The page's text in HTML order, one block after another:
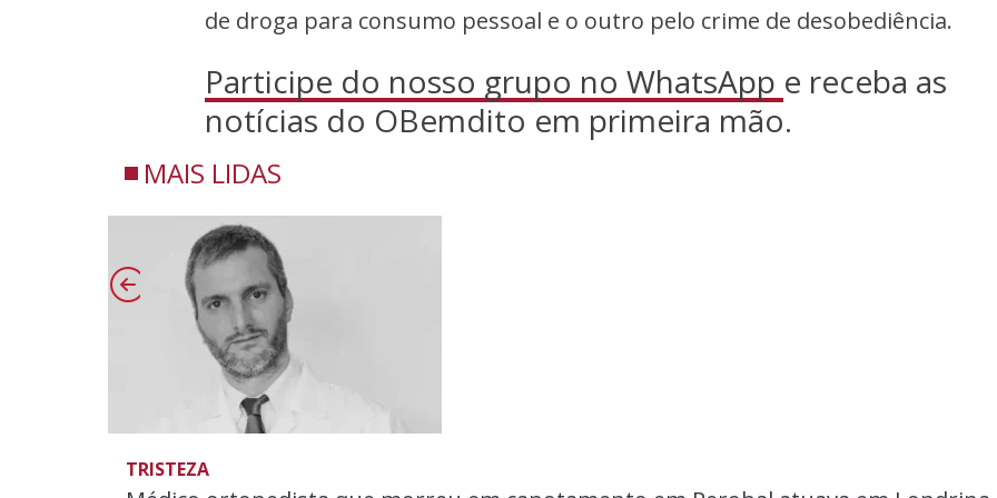
de droga para consumo pessoal e o outro pelo crime de desobediência.
Participe do nosso grupo no WhatsApp e receba as
notícias do OBemdito em primeira mão.
MAIS LIDAS
TRISTEZA